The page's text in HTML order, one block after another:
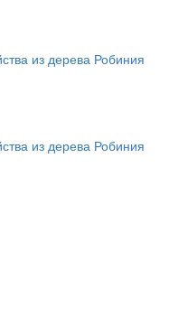
из дерева Робиния
из дерева Робиния